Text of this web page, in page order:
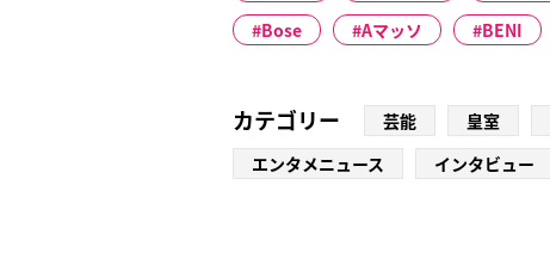
Bose
Aマッソ BENI
カテゴリー 芸能 皇室
エンタメニュース
インタビュー